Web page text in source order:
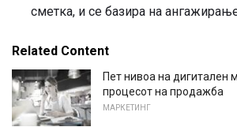
сметка, и се базира на
Related Content
Пет нивоа на дигитален
процесот на продажба
МАРКЕТИНГ